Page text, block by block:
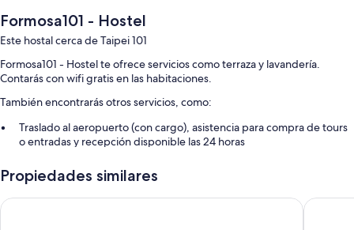
Formosa101 - Hostel
Este hostal cerca de Taipei 101
Formosa101 - Hostel te ofrece servicios como terraza y lavandería.
Contarás con wifi gratis en las habitaciones.
También encontrarás otros servicios, como:
Traslado al aeropuerto (con cargo), asistencia para compra de tours
o entradas y recepción disponible las 24 horas
Propiedades similares
Work Inn at Taipei 101 NK